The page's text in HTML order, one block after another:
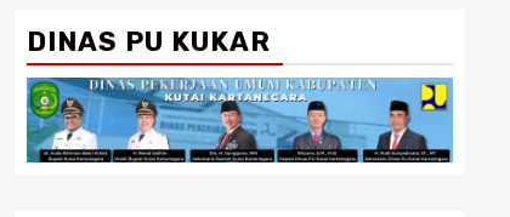
DINAS PU KUKAR